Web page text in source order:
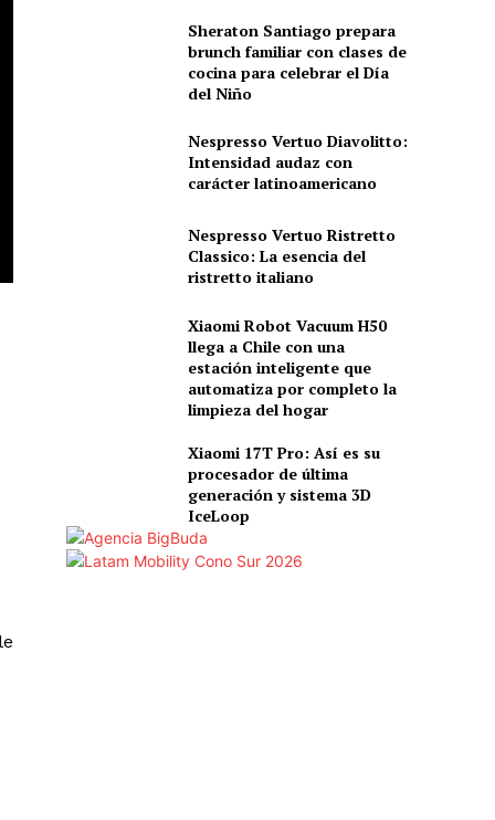
Sheraton Santiago prepara
brunch familiar con clases de
cocina para celebrar el Día
del Niño
Nespresso Vertuo Diavolitto:
Intensidad audaz con
carácter latinoamericano
Nespresso Vertuo Ristretto
Classico: La esencia del
ristretto italiano
Xiaomi Robot Vacuum H50
llega a Chile con una
estación inteligente que
automatiza por completo la
limpieza del hogar
Xiaomi 17T Pro: Así es su
procesador de última
generación y sistema 3D
IceLoop